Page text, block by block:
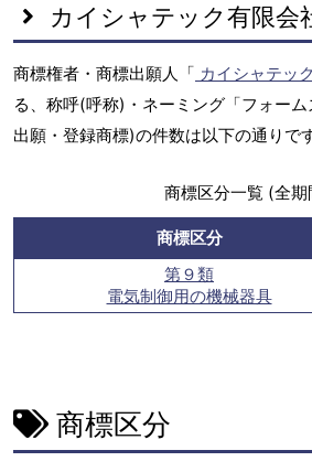
カイシャテック有限会
商標権者・商標出願人「 カイシャテッ
る、称呼(呼称)・ネーミング「フォー
出願・登録商標)の件数は以下の通りです
商標区分一覧 (全期
商標区分
第９類
電気制御用の機械器具
商標区分